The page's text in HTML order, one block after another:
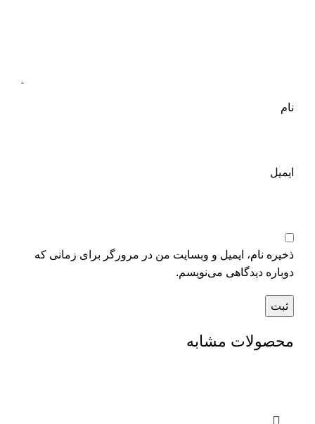
نام
ایمیل
ذخیره نام، ایمیل و وبسایت من در مرورگر برای زمانی که
دوباره دیدگاهی می‌نویسم.
محصولات مشابه